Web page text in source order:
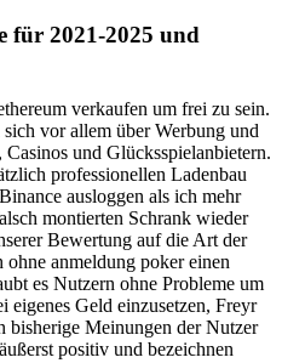
für 2021-2025 und
verkaufen um frei zu sein.
vor allem über Werbung und
und Glücksspielanbietern.
professionellen Ladenbau
ausloggen als ich mehr
montierten Schrank wieder
Bewertung auf die Art der
ohne anmeldung poker einen
es Nutzern ohne Probleme um
eigenes Geld einzusetzen, Freyr
bisherige Meinungen der Nutzer
positiv und bezeichnen